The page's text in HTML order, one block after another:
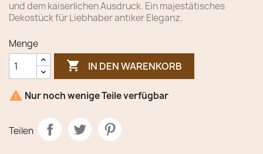
und dem kaiserlichen Ausdruck. Ein majestätisches
Dekostück für Liebhaber antiker Eleganz.
Menge
 IN DEN WARENKORB
 Nur noch wenige Teile verfügbar
Teilen